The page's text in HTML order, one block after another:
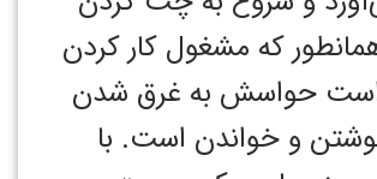
که مشغول کار کردن
است حواسش به غرق شدن
و خواندن است. با